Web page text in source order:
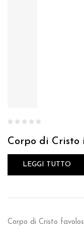
Corpo di Cristo
LEGGI TUTTO
Corpo di Cristo